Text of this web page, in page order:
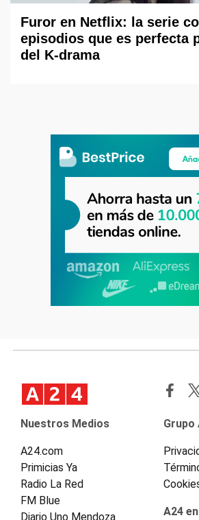
Furor en Netflix: la serie
episodios que es perfecta
del K-drama
Nuestros Medios
A24.com
Primicias Ya
Radio La Red
FM Blue
Diario Uno Mendoza
Grupo
A24